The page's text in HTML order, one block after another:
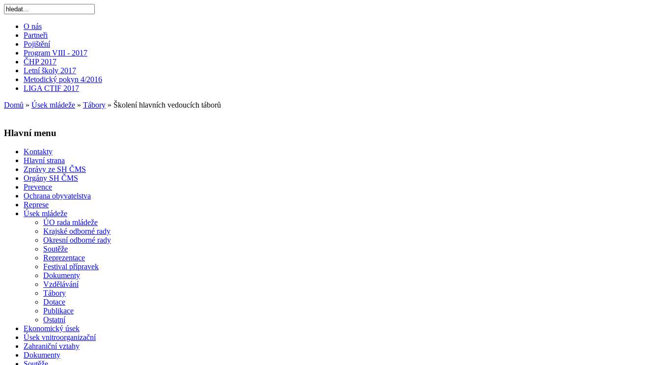
O nás
Partneři
Pojištění
Program VIII - 2017
ČHP 2017
Letní školy 2017
Metodický pokyn 4/2016
LIGA CTIF 2017
Domů » Úsek mládeže » Tábory » Školení hlavních vedoucích táborů
Hlavní menu
Kontakty
Hlavní strana
Zprávy ze SH ČMS
Orgány SH ČMS
Prevence
Ochrana obyvatelstva
Represe
Úsek mládeže
ÚO rada mládeže
Krajské odborné rady
Okresní odborné rady
Soutěže
Reprezentace
Festival přípravek
Dokumenty
Vzdělávání
Tábory
Dotace
Publikace
Ostatní
Ekonomický úsek
Úsek vnitroorganizační
Zahraniční vztahy
Dokumenty